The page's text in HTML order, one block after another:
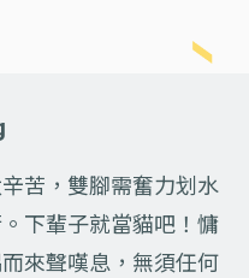
苦，雙腳需奮力划水
下輩子就當貓吧！慵
來聲嘆息，無須任何